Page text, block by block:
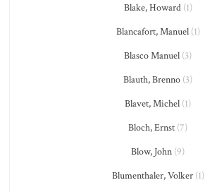
Blake, Howard(1)
Blancafort, Manuel(1)
Blasco Manuel (3)
Blauth, Brenno (3)
Blavet, Michel (1)
Bloch, Ernst (7)
Blow, John (9)
Blumenthaler, Volker(1)